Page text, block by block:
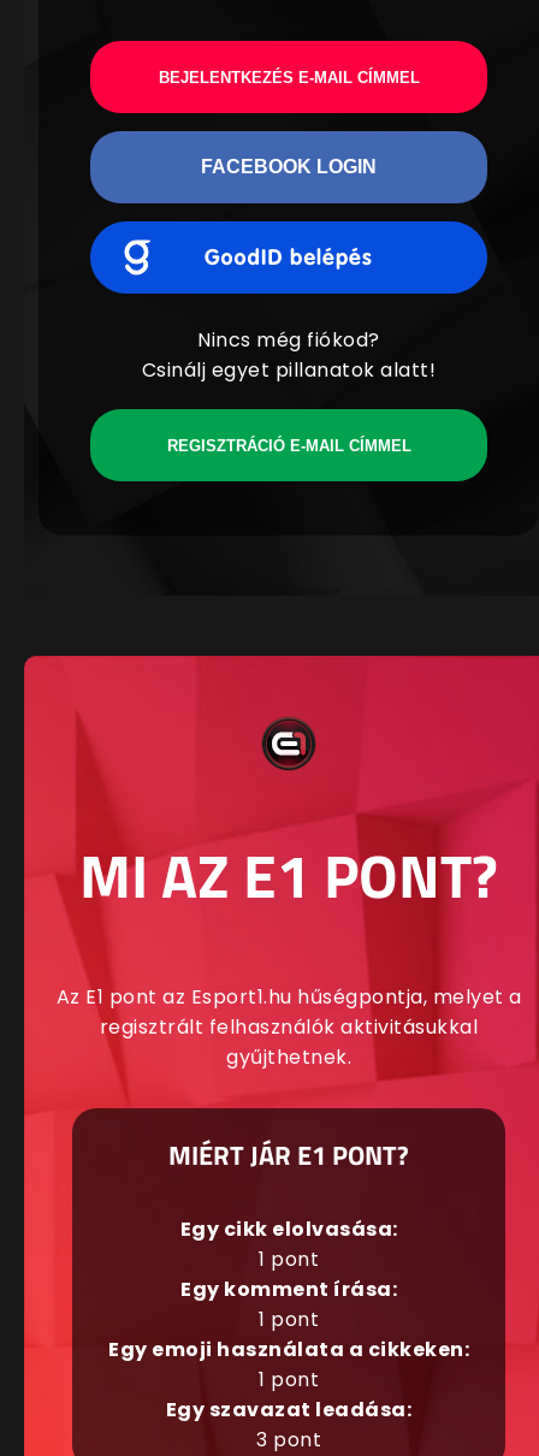
BEJELENTKEZÉS E-MAIL CÍMMEL
FACEBOOK LOGIN
Nincs még fiókod?
Csinálj egyet pillanatok alatt!
REGISZTRÁCIÓ E-MAIL CÍMMEL
MI AZ E1 PONT?
Az E1 pont az Esport1.hu hűségpontja, melyet a
regisztrált felhasználók aktivitásukkal
gyűjthetnek.
MIÉRT JÁR E1 PONT?
Egy cikk elolvasása:
1 pont
Egy komment írása:
1 pont
Egy emoji használata a cikkeken:
1 pont
Egy szavazat leadása:
3 pont